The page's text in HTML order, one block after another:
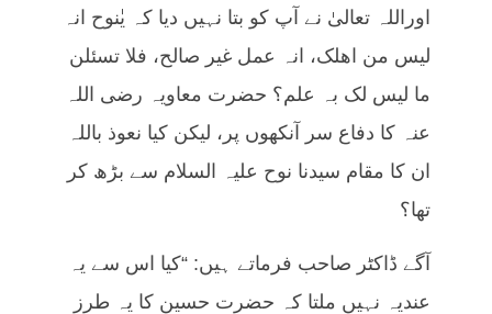
اوراللہ تعالیٰ نے آپ کو بتا نہیں دیا کہ یٰنوح انہ
لیس من اھلک، انہ عمل غیر صالح، فلا تسئلن
ما لیس لک بہ علم؟ حضرت معاویہ رضی اللہ
عنہ کا دفاع سر آنکھوں پر، لیکن کیا نعوذ باللہ
ان کا مقام سیدنا نوح علیہ السلام سے بڑھ کر
تھا؟
آگے ڈاکٹر صاحب فرماتے ہیں: “کیا اس سے یہ
عندیہ نہیں ملتا کہ حضرت حسین کا یہ طرز